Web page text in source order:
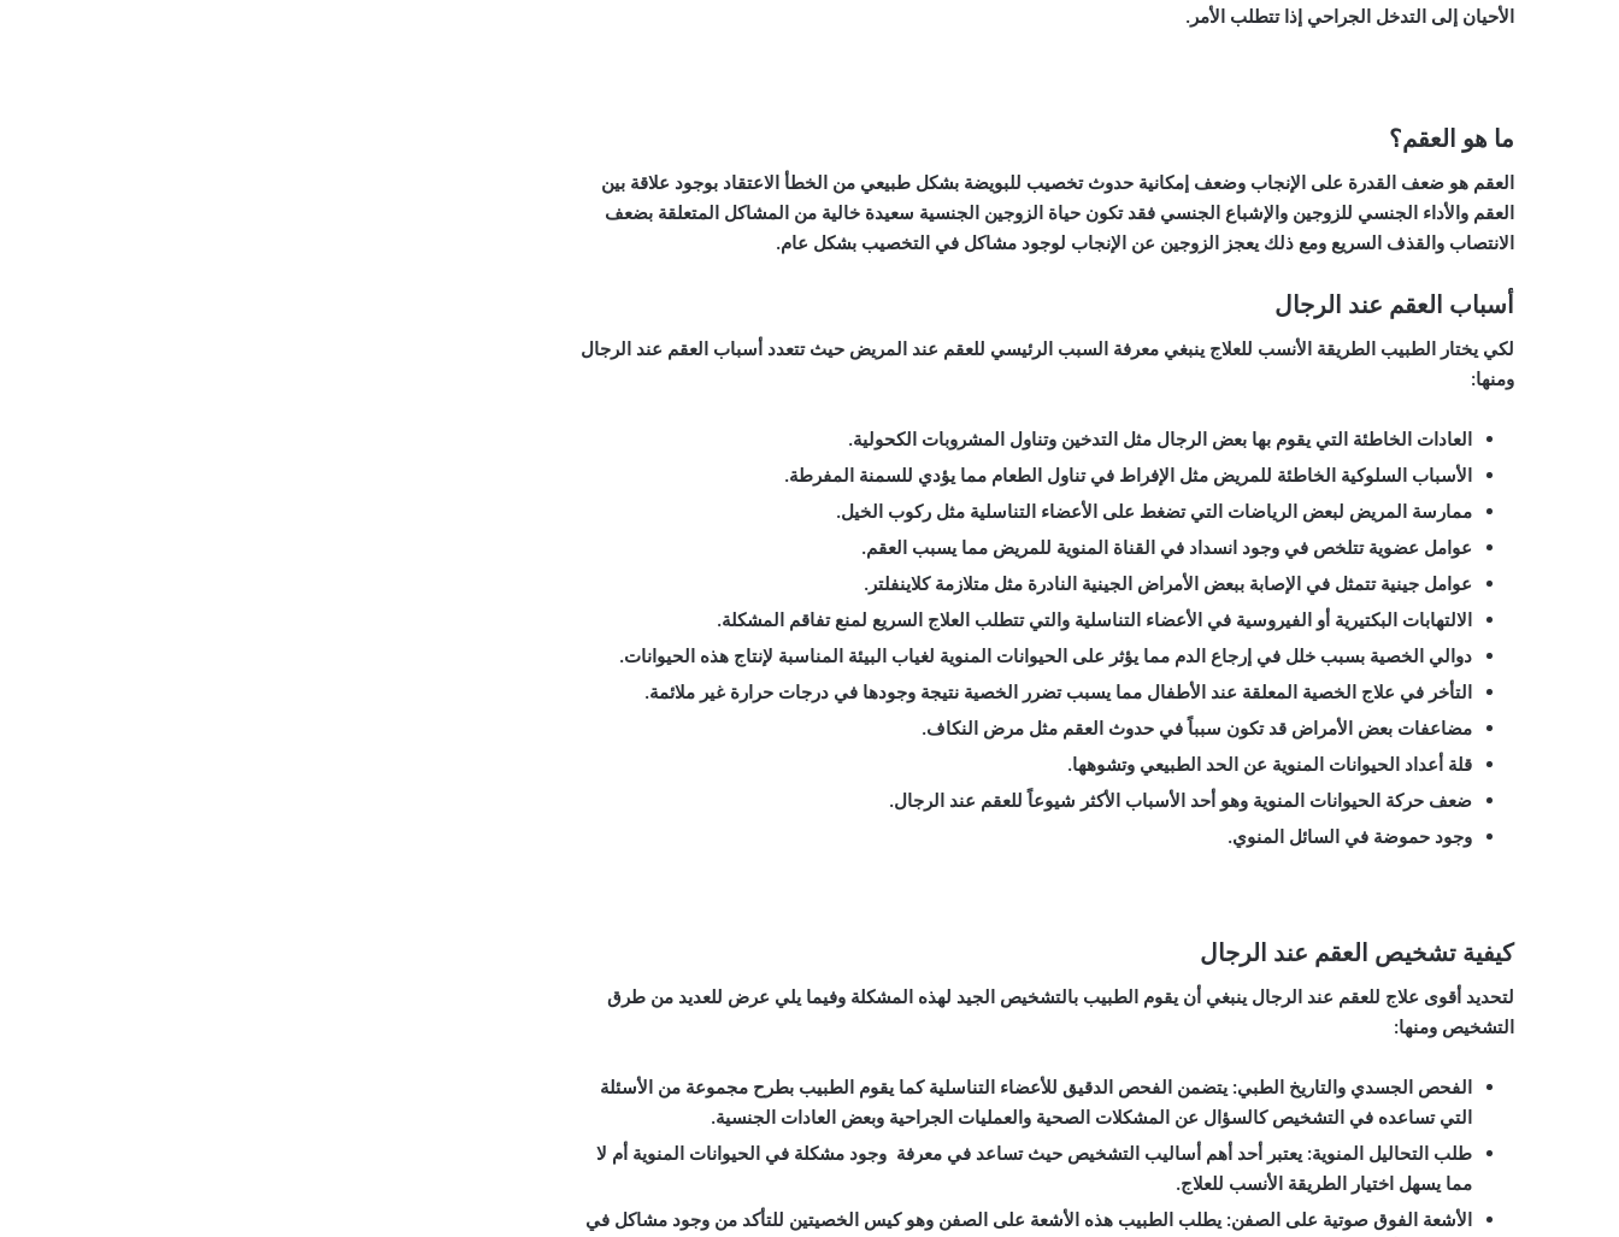
الأحيان إلى التدخل الجراحي إذا تتطلب الأمر.
ما هو العقم؟
العقم هو ضعف القدرة على الإنجاب وضعف إمكانية حدوث تخصيب للبويضة بشكل طبيعي من الخطأ الاعتقاد بوجود علاقة بين
العقم والأداء الجنسي للزوجين والإشباع الجنسي فقد تكون حياة الزوجين الجنسية سعيدة خالية من المشاكل المتعلقة بضعف
الانتصاب والقذف السريع ومع ذلك يعجز الزوجين عن الإنجاب لوجود مشاكل في التخصيب بشكل عام.
أسباب العقم عند الرجال
لكي يختار الطبيب الطريقة الأنسب للعلاج ينبغي معرفة السبب الرئيسي للعقم عند المريض حيث تتعدد أسباب العقم عند الرجال
ومنها:
العادات الخاطئة التي يقوم بها بعض الرجال مثل التدخين وتناول المشروبات الكحولية.
الأسباب السلوكية الخاطئة للمريض مثل الإفراط في تناول الطعام مما يؤدي للسمنة المفرطة.
ممارسة المريض لبعض الرياضات التي تضغط على الأعضاء التناسلية مثل ركوب الخيل.
عوامل عضوية تتلخص في وجود انسداد في القناة المنوية للمريض مما يسبب العقم.
عوامل جينية تتمثل في الإصابة ببعض الأمراض الجينية النادرة مثل متلازمة كلاينفلتر.
الالتهابات البكتيرية أو الفيروسية في الأعضاء التناسلية والتي تتطلب العلاج السريع لمنع تفاقم المشكلة.
دوالي الخصية بسبب خلل في إرجاع الدم مما يؤثر على الحيوانات المنوية لغياب البيئة المناسبة لإنتاج هذه الحيوانات.
التأخر في علاج الخصية المعلقة عند الأطفال مما يسبب تضرر الخصية نتيجة وجودها في درجات حرارة غير ملائمة.
مضاعفات بعض الأمراض قد تكون سبباً في حدوث العقم مثل مرض النكاف.
قلة أعداد الحيوانات المنوية عن الحد الطبيعي وتشوهها.
ضعف حركة الحيوانات المنوية وهو أحد الأسباب الأكثر شيوعاً للعقم عند الرجال.
وجود حموضة في السائل المنوي.
كيفية تشخيص العقم عند الرجال
لتحديد أقوى علاج للعقم عند الرجال ينبغي أن يقوم الطبيب بالتشخيص الجيد لهذه المشكلة وفيما يلي عرض للعديد من طرق
التشخيص ومنها:
الفحص الجسدي والتاريخ الطبي: يتضمن الفحص الدقيق للأعضاء التناسلية كما يقوم الطبيب بطرح مجموعة من الأسئلة
التي تساعده في التشخيص كالسؤال عن المشكلات الصحية والعمليات الجراحية وبعض العادات الجنسية.
طلب التحاليل المنوية: يعتبر أحد أهم أساليب التشخيص حيث تساعد في معرفة وجود مشكلة في الحيوانات المنوية أم لا
مما يسهل اختيار الطريقة الأنسب للعلاج.
الأشعة الفوق صوتية على الصفن: يطلب الطبيب هذه الأشعة على الصفن وهو كيس الخصيتين للتأكد من وجود مشاكل في